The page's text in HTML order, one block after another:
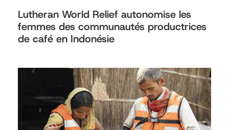
Lutheran World Relief autonomise les
femmes des communautés productrices
de café en Indonésie